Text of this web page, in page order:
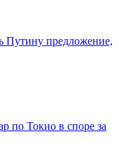
Путину предложение,
по Токио в споре за